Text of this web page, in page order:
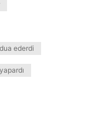
ederdi